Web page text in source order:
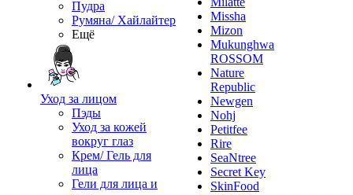
Пудра
Румяна/ Хайлайтер
Ещё
Уход за лицом
Пэды
Уход за кожей
вокруг глаз
Крем/ Гель для
лица
Гели для лица и
Missha
Mizon
Mukunghwa
ROSSOM
Nature
Republic
Newgen
Nohj
Petitfee
Rire
SeaNtree
Secret Key
SkinFood